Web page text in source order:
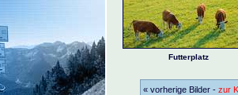
Futterplatz
« vorherige Bilder - zur